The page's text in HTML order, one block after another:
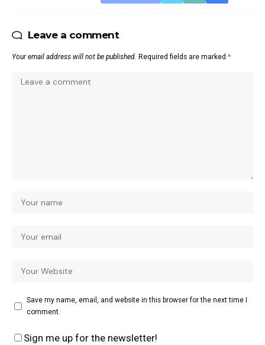
Leave a comment
Your email address will not be published. Required fields are marked *
Save my name, email, and website in this browser for the next time I
comment.
Sign me up for the newsletter!